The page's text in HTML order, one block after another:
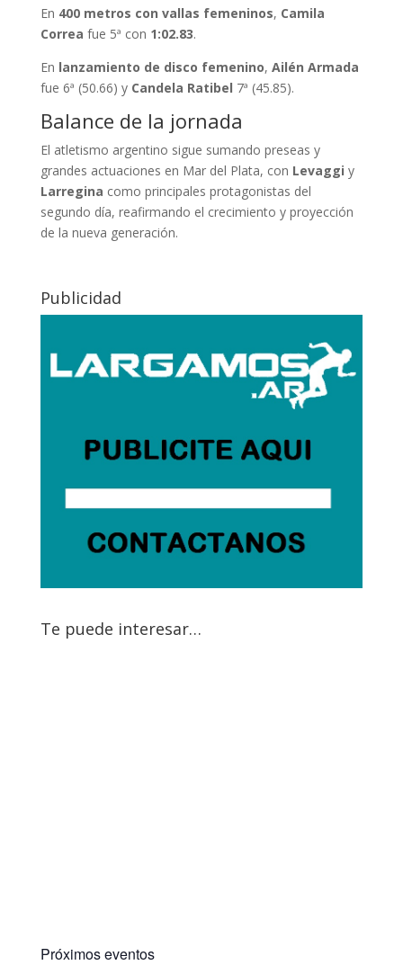
En 400 metros con vallas femeninos, Camila
Correa fue 5ª con 1:02.83.
En lanzamiento de disco femenino, Ailén Armada
fue 6ª (50.66) y Candela Ratibel 7ª (45.85).
Balance de la jornada
El atletismo argentino sigue sumando preseas y
grandes actuaciones en Mar del Plata, con Levaggi y
Larregina como principales protagonistas del
segundo día, reafirmando el crecimiento y proyección
de la nueva generación.
Publicidad
Te puede interesar…
Próximos eventos